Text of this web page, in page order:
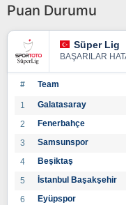
Puan Durumu
Süper Lig
BAŞARILAR
# Team
1 Galatasaray
2
Fenerbahçe
3
Samsunspor
4
Beşiktaş
5
İstanbul Başakşehir
6
Eyüpspor